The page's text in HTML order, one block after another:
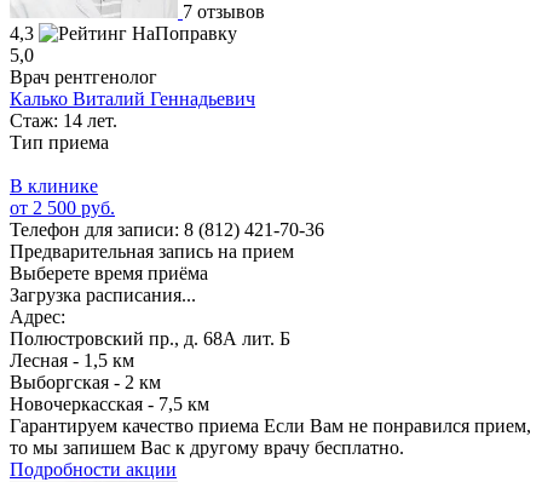
7 отзывов
4,3
5,0
Врач рентгенолог
Калько Виталий Геннадьевич
Стаж: 14 лет.
Тип приема
В клинике
от 2 500 руб.
Телефон для записи: 8 (812) 421-70-36
Предварительная запись на прием
Выберете время приёма
Загрузка расписания...
Адрес:
Полюстровский пр., д. 68А лит. Б
Лесная - 1,5 км
Выборгская - 2 км
Новочеркасская - 7,5 км
Гарантируем качество приема Если Вам не понравился прием,
то мы запишем Вас к другому врачу бесплатно.
Подробности акции